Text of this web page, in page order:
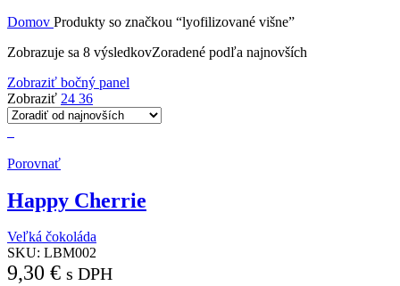
Domov Produkty so značkou “lyofilizované višne”
Zobrazuje sa 8 výsledkovZoradené podľa najnovších
Zobraziť bočný panel
Zobraziť 24 36
Porovnať
Happy Cherrie
Veľká čokoláda
SKU: LBM002
9,30 € s DPH